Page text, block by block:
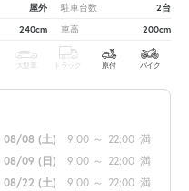
屋外 駐車台数 2台
240cm 車高 200cm
大型車 トラック 原付 バイク
08/08 (土) 9:00 ～ 22:00 満
08/09 (日) 9:00 ～ 22:00 満
08/22 (土) 9:00 ～ 22:00 満